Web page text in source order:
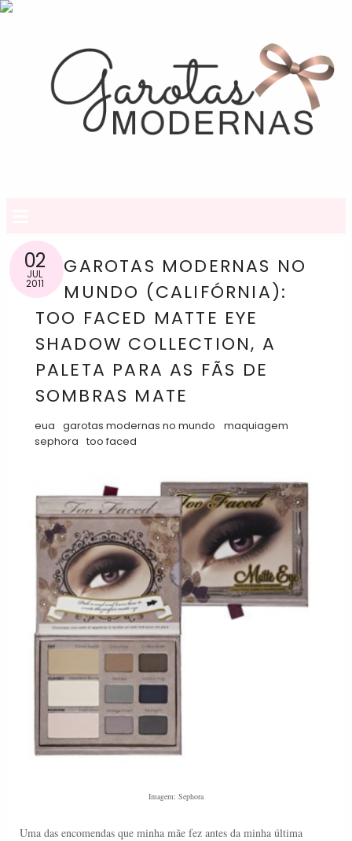
02
JUL
2011
GAROTAS MODERNAS NO
MUNDO (CALIFÓRNIA):
TOO FACED MATTE EYE
SHADOW COLLECTION, A
PALETA PARA AS FÃS DE
SOMBRAS MATE
eua garotas modernas no mundo
maquiagem
sephora too faced
Imagem: Sephora
Uma das encomendas que minha mãe fez antes da minha última